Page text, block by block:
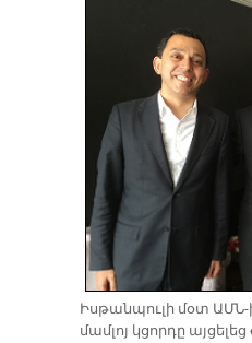
Իսթանպուլի մօտ
մամլոյ կցորդը